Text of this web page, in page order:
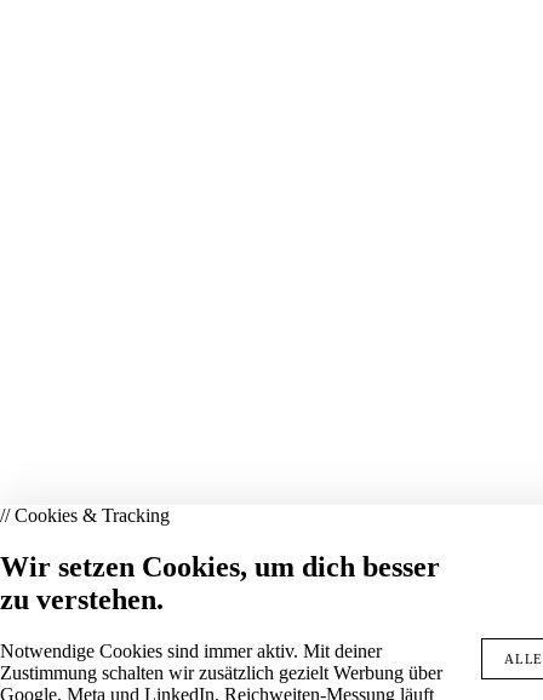
// Cookies & Tracking
Wir setzen Cookies, um dich besser
zu verstehen.
Notwendige Cookies sind immer aktiv. Mit deiner
Zustimmung schalten wir zusätzlich gezielt Werbung über
Google, Meta und LinkedIn. Reichweiten-Messung läuft